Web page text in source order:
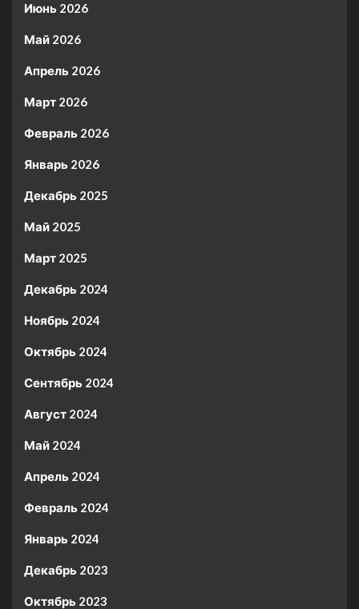
Июнь 2026
Май 2026
Апрель 2026
Март 2026
Февраль 2026
Январь 2026
Декабрь 2025
Май 2025
Март 2025
Декабрь 2024
Ноябрь 2024
Октябрь 2024
Сентябрь 2024
Август 2024
Май 2024
Апрель 2024
Февраль 2024
Январь 2024
Декабрь 2023
Октябрь 2023